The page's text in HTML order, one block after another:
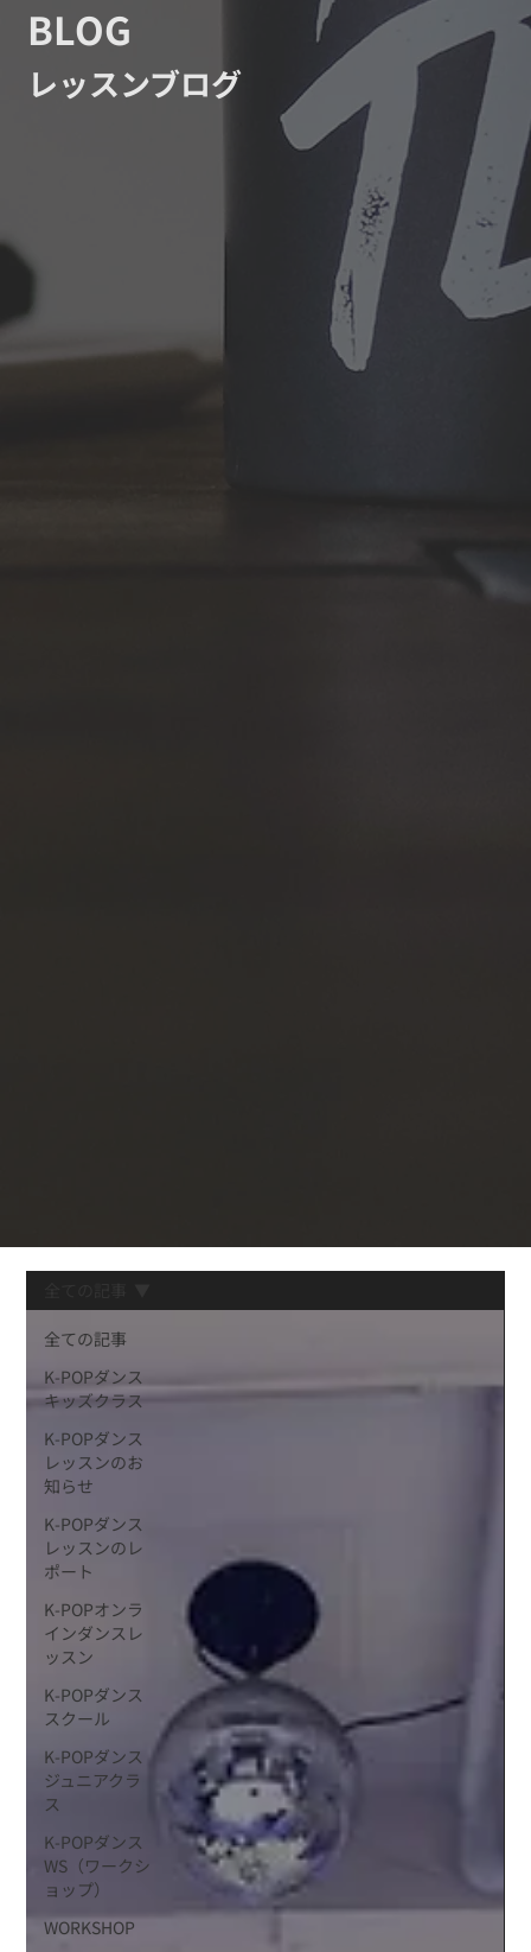
BLOG
レッスンブログ
全ての記事
K-POPダンス
キッズクラス
K-POPダンス
レッスンのお
知らせ
K-POPダンス
レッスンのレ
ポート
K-POPオンラ
インダンスレ
ッスン
K-POPダンス
スクール
K-POPダンス
ジュニアクラ
ス
K-POPダンス
WS（ワークシ
ョップ）
WORKSHOP